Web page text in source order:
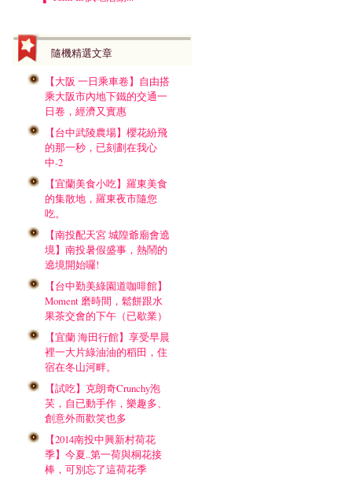
隨機精選文章
【大阪 一日乘車卷】自由搭
乘大阪市內地下鐵的交通一
日卷，經濟又實惠
【台中武陵農場】櫻花紛飛
的那一秒，已刻劃在我心
中-2
【宜蘭美食小吃】羅東美食
的集散地，羅東夜市隨您
吃。
【南投配天宮 城隍爺廟會遶
境】南投暑假盛事，熱鬧的
遶境開始囉!
【台中勤美綠園道咖啡館】
Moment 磨時間，鬆餅跟水
果茶交會的下午（已歇業）
【宜蘭 海田行館】享受早晨
裡一大片綠油油的稻田，住
宿在冬山河畔。
【試吃】克朗奇Crunchy泡
芺，自已動手作，樂趣多、
創意外而歡笑也多
【2014南投中興新村荷花
季】今夏..第一荷與桐花接
棒，可別忘了這荷花季